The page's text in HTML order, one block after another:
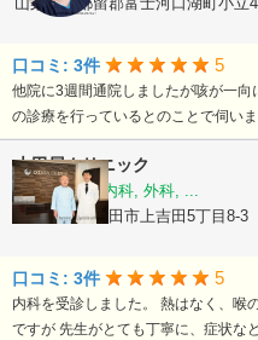
口コミ: 3件 5
他院に3週間通院しましたが咳が一
の診療を行っているとのことで伺い
大田屋クリニック
内科, 循環器内科, 外科, ...
山梨県富士吉田市上吉田5丁目8-3
口コミ: 3件 5
内科を受診しました。 熱はなく、喉
ですが 先生がとても丁寧に、症状な